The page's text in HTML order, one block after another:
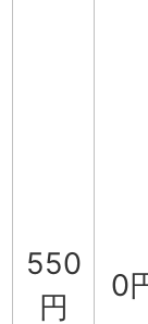
550
円
0